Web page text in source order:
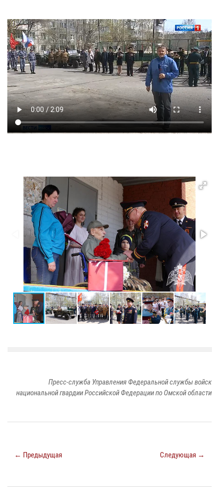
Пресс-служба Управления Федеральной службы войск
национальной гвардии Российской Федерации по Омской области
← Предыдущая Следующая →